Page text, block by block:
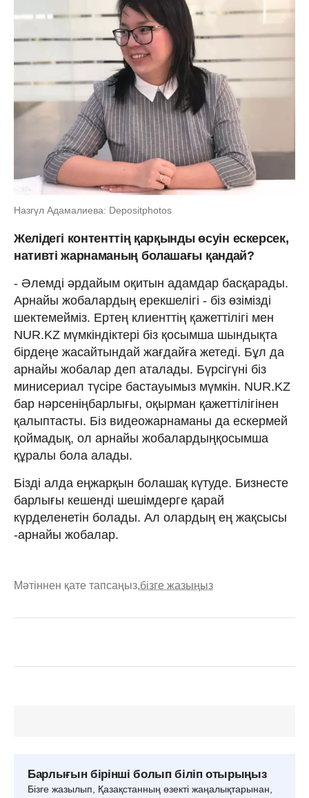
Назгүл Адамалиева: Depositphotos
Желідегі контенттің қарқынды өсуін ескерсек,
нативті жарнаманың болашағы қандай?
- Әлемді әрдайым оқитын адамдар басқарады.
Арнайы жобалардың ерекшелігі - біз өзімізді
шектемейміз. Ертең клиенттің қажеттілігі мен
NUR.KZ мүмкіндіктері біз қосымша шындықта
бірдеңе жасайтындай жағдайға жетеді. Бұл да
арнайы жобалар деп аталады. Бүрсігүні біз
минисериал түсіре бастауымыз мүмкін. NUR.KZ
бар нәрсеніңбарлығы, оқырман қажеттілігінен
қалыптасты. Біз видеожарнаманы да ескермей
қоймадық, ол арнайы жобалардыңқосымша
құралы бола алады.
Бізді алда еңжарқын болашақ күтуде. Бизнесте
барлығы кешенді шешімдерге қарай
күрделенетін болады. Ал олардың ең жақсысы
-арнайы жобалар.
Мәтіннен қате тапсаңыз,бізге жазыңыз
Барлығын бірінші болып біліп отырыңыз
Бізге жазылып, Қазақстанның өзекті жаңалықтарынан,